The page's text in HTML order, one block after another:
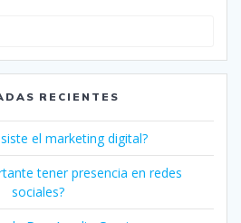
RECIENTES
el marketing digital?
tener presencia en redes
sociales?